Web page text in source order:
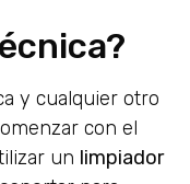
y cualquier otro
con el
un limpiador